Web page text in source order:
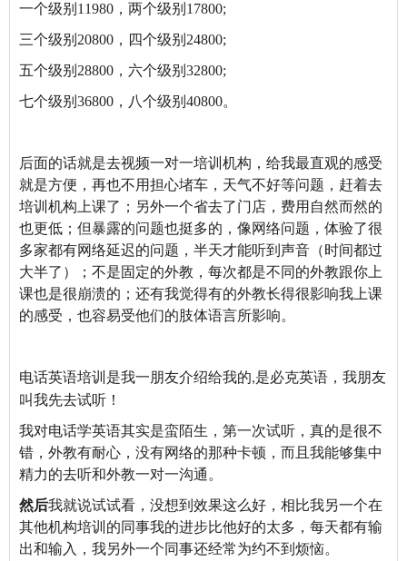
一个级别11980，两个级别17800;
三个级别20800，四个级别24800;
五个级别28800，六个级别32800;
七个级别36800，八个级别40800。
后面的话就是去视频一对一培训机构，给我最直观的感受
就是方便，再也不用担心堵车，天气不好等问题，赶着去
培训机构上课了；另外一个省去了门店，费用自然而然的
也更低；但暴露的问题也挺多的，像网络问题，体验了很
多家都有网络延迟的问题，半天才能听到声音（时间都过
大半了）；不是固定的外教，每次都是不同的外教跟你上
课也是很崩溃的；还有我觉得有的外教长得很影响我上课
的感受，也容易受他们的肢体语言所影响。
电话英语培训是我一朋友介绍给我的,是必克英语 ，我朋友
叫我先去试听！
我对电话学英语其实是蛮陌生，第一次试听，真的是很不
错，外教有耐心，没有网络的那种卡顿，而且我能够集中
精力的去听和外教一对一沟通。
然后我就说试试看，没想到效果这么好，相比我另一个在
其他机构培训的同事我的进步比他好的太多，每天都有输
出和输入，我另外一个同事还经常为约不到烦恼。